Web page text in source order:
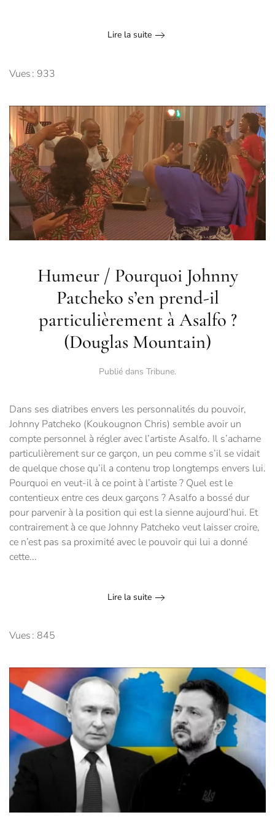
Lire la suite
Vues : 933
Humeur / Pourquoi Johnny
Patcheko s’en prend-il
particulièrement à Asalfo ?
(Douglas Mountain)
Publié dans Tribune.
Dans ses diatribes envers les personnalités du pouvoir,
Johnny Patcheko (Koukougnon Chris) semble avoir un
compte personnel à régler avec l’artiste Asalfo. Il s’acharne
particulièrement sur ce garçon, un peu comme s’il se vidait
de quelque chose qu’il a contenu trop longtemps envers lui.
Pourquoi en veut-il à ce point à l’artiste ? Quel est le
contentieux entre ces deux garçons ? Asalfo a bossé dur
pour parvenir à la position qui est la sienne aujourd’hui. Et
contrairement à ce que Johnny Patcheko veut laisser croire,
ce n’est pas sa proximité avec le pouvoir qui lui a donné
cette...
Lire la suite
Vues : 845